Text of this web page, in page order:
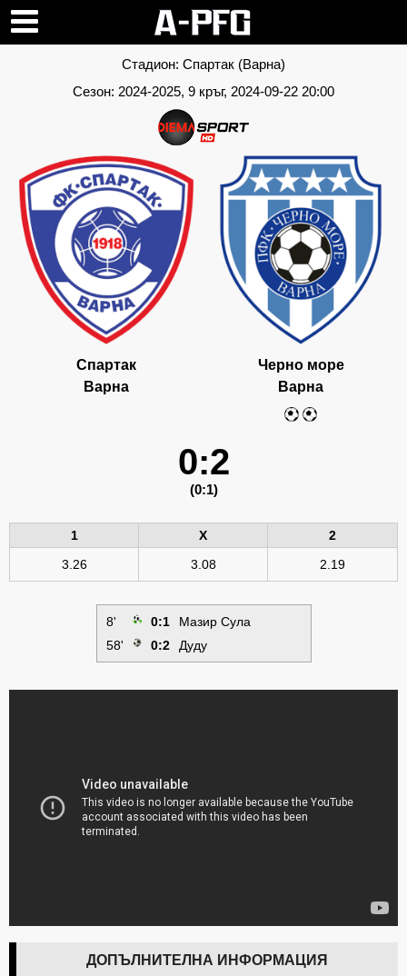
Стадион: Спартак (Варна)
Сезон: 2024-2025, 9 кръг, 2024-09-22 20:00
Спартак
Варна
Черно море
Варна
0:2
(0:1)
1 X
2
3.26
3.08 2.19
8' 0:1
Мазир Сула
58'
0:2 Дуду
ДОПЪЛНИТЕЛНА ИНФОРМАЦИЯ